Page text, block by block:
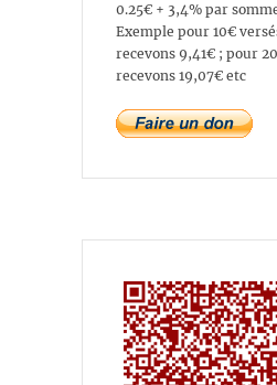
0.25€ + 3,4% par
Exemple pour 10€
recevons 9,41€ ; pour
recevons 19,07€ etc